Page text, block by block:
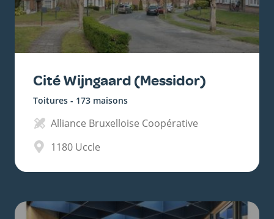
Cité Wijngaard (Messidor)
Toitures - 173 maisons
Alliance Bruxelloise Coopérative
1180 Uccle